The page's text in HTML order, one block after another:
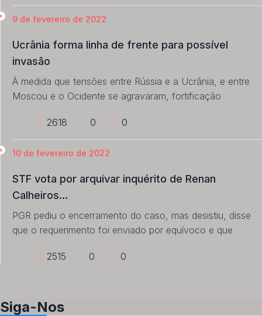
9 de fevereiro de 2022
Ucrânia forma linha de frente para possível
invasão
À medida que tensões entre Rússia e a Ucrânia, e entre
Moscou e o Ocidente se agravaram, fortificação
2618 0 0
10 de fevereiro de 2022
STF vota por arquivar inquérito de Renan
Calheiros…
PGR pediu o encerramento do caso, mas desistiu, disse
que o requerimento foi enviado por equívoco e que
2515 0 0
Siga-Nos